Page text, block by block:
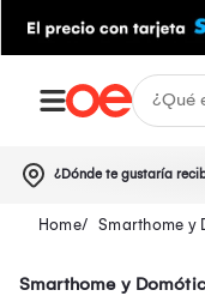
¿Dónde te gustaría
Smarthome y
Smarthome y